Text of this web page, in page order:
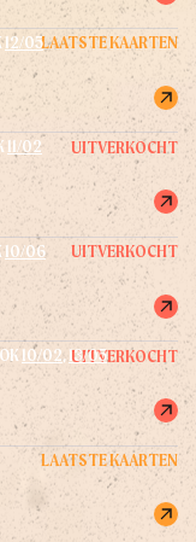
LAATSTE KAARTEN
12/05
UITVERKOCHT
11/02
UITVERKOCHT
10/06
UITVERKOCHT
10/02,13/05
LAATSTE KAARTEN